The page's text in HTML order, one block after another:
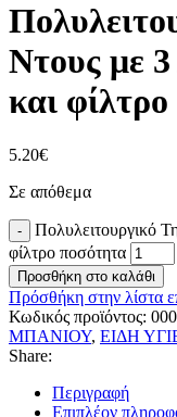
Ντους με 3
και φίλτρο
5.20€
Σε απόθεμα
Πολυλειτουργικό
φίλτρο ποσότητα
Προσθήκη στο καλάθι
Πρόσθήκη στην λίστα
Κωδικός προϊόντος:
ΜΠΑΝΙΟΥ, ΕΙΔΗ
Share:
Περιγραφή
Επιπλέον